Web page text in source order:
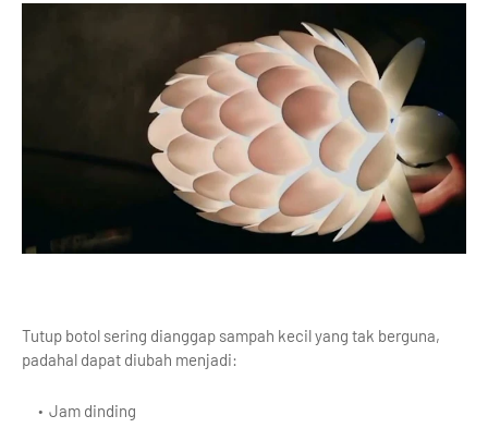
Tutup botol sering dianggap sampah kecil yang tak berguna,
padahal dapat diubah menjadi:
Jam dinding